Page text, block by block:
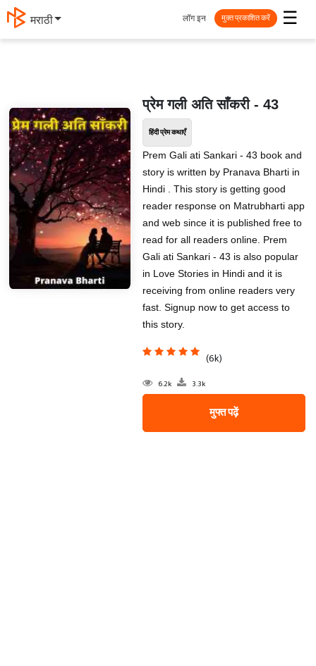
मराठी ☰
लॉग इन मुक्त प्रकाशित करें
प्रेम गली अति साँकरी - 43
हिंदी प्रेम कथाएँ
Prem Gali ati Sankari - 43 book and
story is written by Pranava Bharti in
Hindi . This story is getting good
reader response on Matrubharti app
and web since it is published free to
read for all readers online. Prem
Gali ati Sankari - 43 is also popular
in Love Stories in Hindi and it is
receiving from online readers very
fast. Signup now to get access to
this story.
(6k)
6.2k 3.3k
मुफ्त पढ़ें